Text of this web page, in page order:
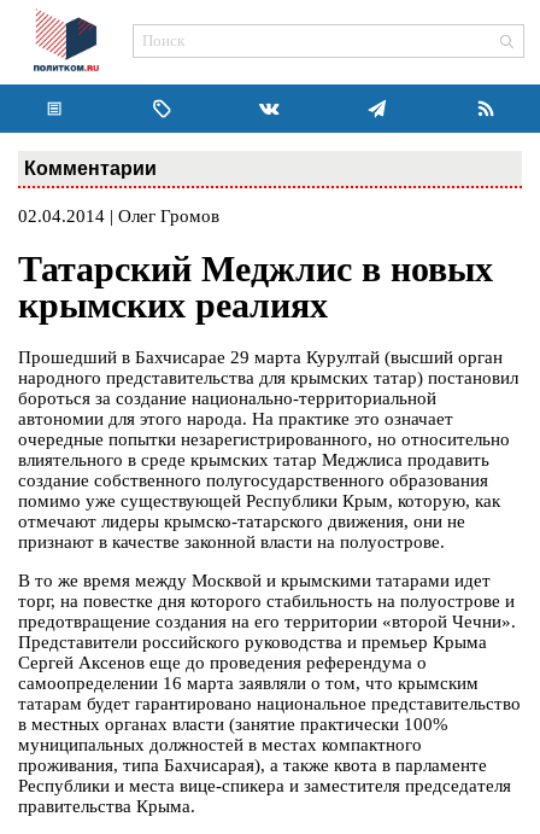
Комментарии
02.04.2014 | Олег Громов
Татарский Меджлис в новых
крымских реалиях
Прошедший в Бахчисарае 29 марта Курултай (высший орган
народного представительства для крымских татар) постановил
бороться за создание национально-территориальной
автономии для этого народа. На практике это означает
очередные попытки незарегистрированного, но относительно
влиятельного в среде крымских татар Меджлиса продавить
создание собственного полугосударственного образования
помимо уже существующей Республики Крым, которую, как
отмечают лидеры крымско-татарского движения, они не
признают в качестве законной власти на полуострове.
В то же время между Москвой и крымскими татарами идет
торг, на повестке дня которого стабильность на полуострове и
предотвращение создания на его территории «второй Чечни».
Представители российского руководства и премьер Крыма
Сергей Аксенов еще до проведения референдума о
самоопределении 16 марта заявляли о том, что крымским
татарам будет гарантировано национальное представительство
в местных органах власти (занятие практически 100%
муниципальных должностей в местах компактного
проживания, типа Бахчисарая), а также квота в парламенте
Республики и места вице-спикера и заместителя председателя
правительства Крыма.